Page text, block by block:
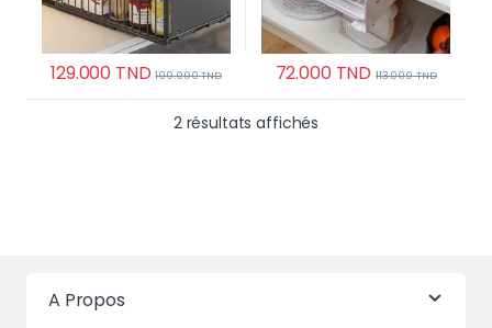
129.000 TND 199.000TND 72.000TND 113.000TND
2 résultats affichés
A Propos